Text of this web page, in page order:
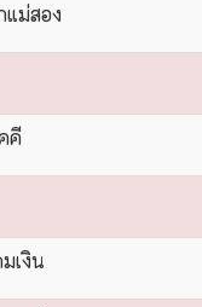
ม่สอง
คี
เงิน